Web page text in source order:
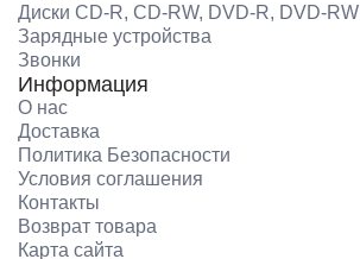
Диски CD-R, CD-RW, DVD-R, DVD-RW
Зарядные устройства
Звонки
Информация
О нас
Доставка
Политика Безопасности
Условия соглашения
Контакты
Возврат товара
Карта сайта